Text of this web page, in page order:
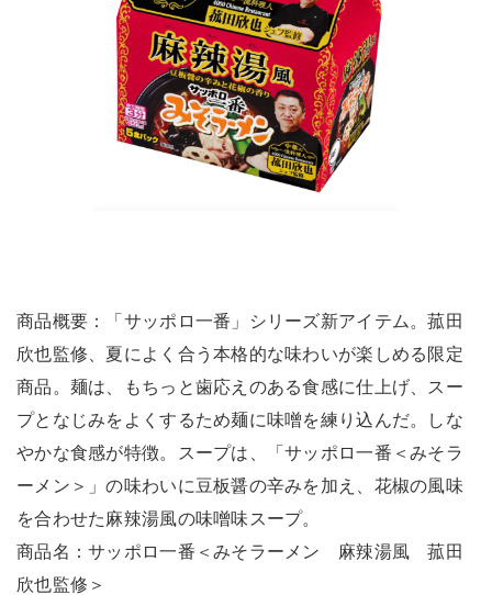
商品概要：「サッポロ一番」シリーズ新アイテム。菰田
欣也監修、夏によく合う本格的な味わいが楽しめる限定
商品。麺は、もちっと歯応えのある食感に仕上げ、スー
プとなじみをよくするため麺に味噌を練り込んだ。しな
やかな食感が特徴。スープは、「サッポロ一番＜みそラ
ーメン＞」の味わいに豆板醤の辛みを加え、花椒の風味
を合わせた麻辣湯風の味噌味スープ。
商品名：サッポロ一番＜みそラーメン 麻辣湯風 菰田
欣也監修＞